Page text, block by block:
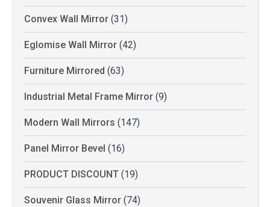
Convex Wall Mirror (31)
Eglomise Wall Mirror (42)
Furniture Mirrored (63)
Industrial Metal Frame Mirror (9)
Modern Wall Mirrors (147)
Panel Mirror Bevel (16)
PRODUCT DISCOUNT (19)
Souvenir Glass Mirror (74)